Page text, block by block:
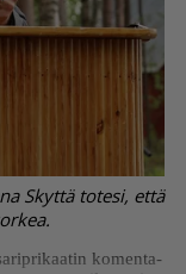
Skyttä totesi, että
ko­men­ta­